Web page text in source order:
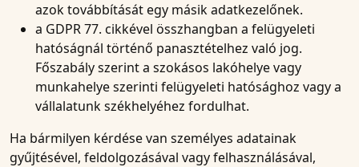
azok továbbítását egy másik adatkezelőnek.
a GDPR 77. cikkével összhangban a felügyeleti
hatóságnál történő panasztételhez való jog.
Főszabály szerint a szokásos lakóhelye vagy
munkahelye szerinti felügyeleti hatósághoz vagy a
vállalatunk székhelyéhez fordulhat.
Ha bármilyen kérdése van személyes adatainak
gyűjtésével, feldolgozásával vagy felhasználásával,